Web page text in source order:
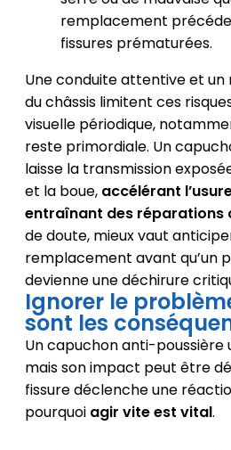
remplacement
fissures prématurées.
Une conduite attentive et
du châssis limitent ces
visuelle périodique,
reste primordiale. Un
laisse la transmission
et la boue, accélérant
entraînant des réparations
de doute, mieux vaut
remplacement avant qu’un
devienne une déchirure
Ignorer le
sont les
Un capuchon anti-poussière
mais son impact peut être
fissure déclenche une
pourquoi agir vite est vital.